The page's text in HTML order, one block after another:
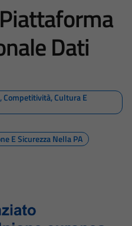
Dati
Competitività, Cultura E
E Sicurezza Nella PA